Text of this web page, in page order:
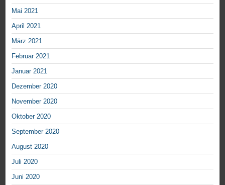
Mai 2021
April 2021
März 2021
Februar 2021
Januar 2021
Dezember 2020
November 2020
Oktober 2020
September 2020
August 2020
Juli 2020
Juni 2020